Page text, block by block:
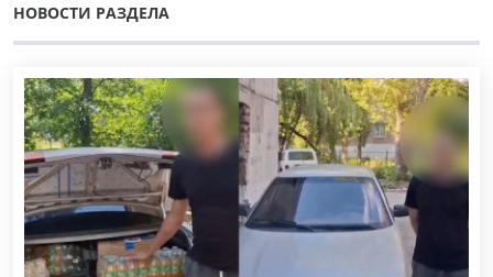
НОВОСТИ РАЗДЕЛА